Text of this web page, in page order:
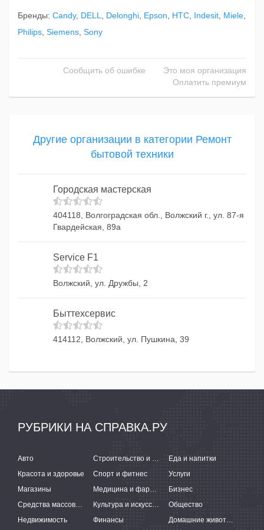
Бренды: Candy, DELL Delonghi Epson HTC Indesit Miele
Philips Siemens Sony
Сообщить об ошибке
Это моя организация
Оплатить премиум
Другие организации в категории Ремонт
бытовой техники
Городская мастерская
404118, Волгоградская обл., Волжский г., ул. 87-я
Гвардейская, 89а
Service F1
Волжский, ул. Дружбы, 2
Быттехсервис
414112, Волжский, ул. Пушкина, 39
РУБРИКИ НА СПРАВКА.РУ
Авто Строительство и ремонт
Еда и напитки
Красота и здоровье
Спорт и фитнес
Услуги
Магазины
Медицина и фармацевтика
Бизнес
Средства массовой информации
Культура и искусство
Общество
Недвижимость
Финансы Домашние животные